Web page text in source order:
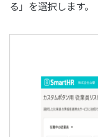
る」を選択します。